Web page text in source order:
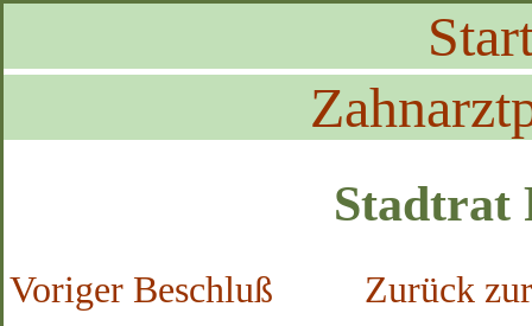
Stadtrat
Voriger Beschluß Zurück